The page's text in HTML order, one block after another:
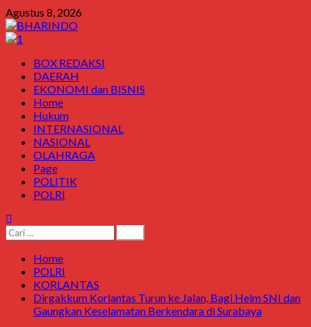
Agustus 8, 2026
BOX REDAKSI
DAERAH
EKONOMI dan BISNIS
Home
Hukum
INTERNASIONAL
NASIONAL
OLAHRAGA
Page
POLITIK
POLRI
Home
POLRI
KORLANTAS
Dirgakkum Korlantas Turun ke Jalan, Bagi Helm SNI dan
Gaungkan Keselamatan Berkendara di Surabaya